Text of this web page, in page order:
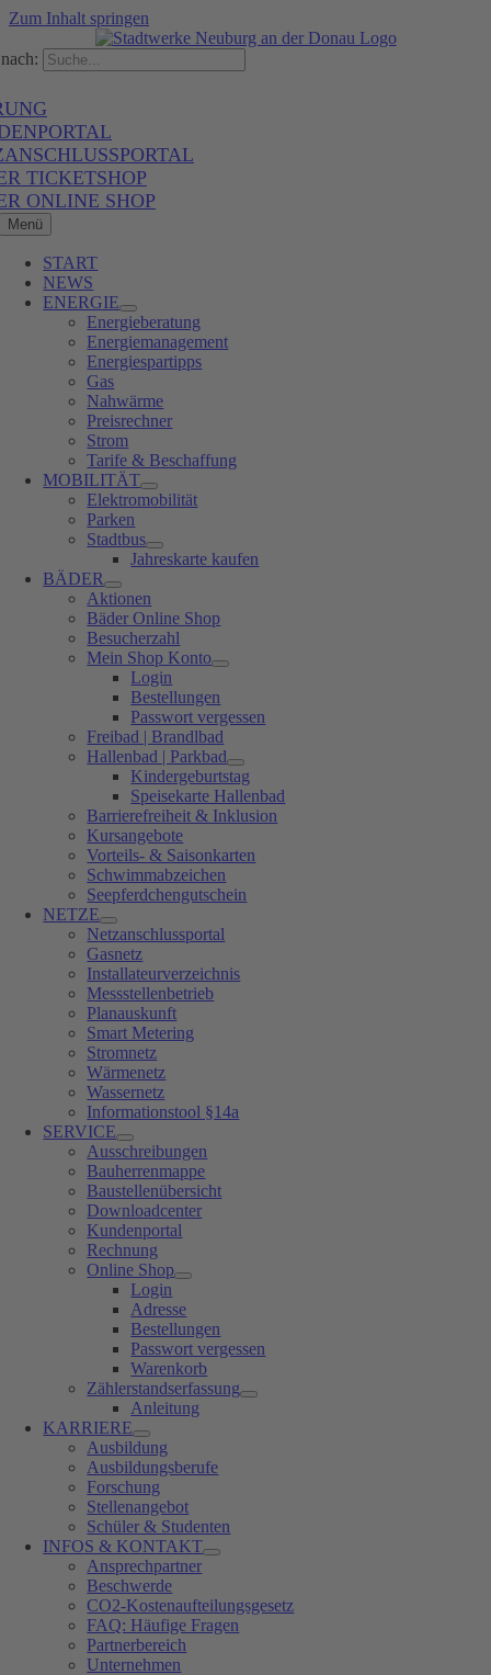
Zum Inhalt springen
TICKETSHOP
ONLINE SHOP
Menü
START
NEWS
ENERGIE
Energieberatung
Energiemanagement
Energiespartipps
Gas
Nahwärme
Preisrechner
Strom
Tarife & Beschaffung
MOBILITÄT
Elektromobilität
Parken
Stadtbus
Jahreskarte kaufen
BÄDER
Aktionen
Bäder Online Shop
Besucherzahl
Mein Shop Konto
Login
Bestellungen
Passwort vergessen
Freibad | Brandlbad
Hallenbad | Parkbad
Kindergeburtstag
Speisekarte Hallenbad
Barrierefreiheit & Inklusion
Kursangebote
Vorteils- & Saisonkarten
Schwimmabzeichen
Seepferdchengutschein
NETZE
Netzanschlussportal
Gasnetz
Installateurverzeichnis
Messstellenbetrieb
Planauskunft
Smart Metering
Stromnetz
Wärmenetz
Wassernetz
Informationstool §14a
SERVICE
Ausschreibungen
Bauherrenmappe
Baustellenübersicht
Downloadcenter
Kundenportal
Rechnung
Online Shop
Login
Adresse
Bestellungen
Passwort vergessen
Warenkorb
Zählerstandserfassung
Anleitung
KARRIERE
Ausbildung
Ausbildungsberufe
Forschung
Stellenangebot
Schüler & Studenten
INFOS & KONTAKT
Ansprechpartner
Beschwerde
CO2-Kostenaufteilungsgesetz
FAQ: Häufige Fragen
Partnerbereich
Unternehmen